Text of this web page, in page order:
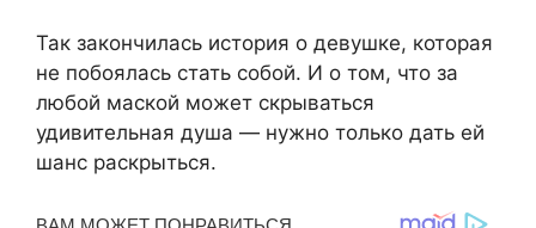
Так закончилась история о девушке, которая
не побоялась стать собой. И о том, что за
любой маской может скрываться
удивительная душа — нужно только дать ей
шанс раскрыться.